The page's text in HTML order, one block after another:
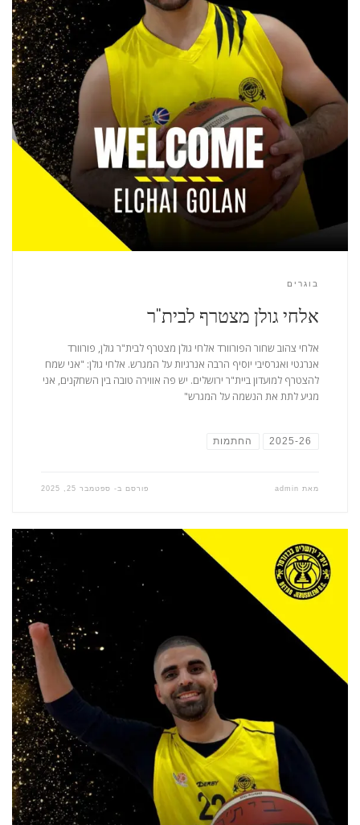
בוגרים
אלחי גולן מצטרף לבית"ר
אלחי צהוב שחור הפורוורד אלחי גולן מצטרף לבית"ר גולן, פורוורד
אנרגטי ואגרסיבי יוסיף הרבה אנרגיות על המגרש. אלחי גולן: "אני שמח
להצטרף למועדון ביית"ר ירושלים. יש פה אווירה טובה בין השחקנים, אני
מגיע לתת את הנשמה על המגרש"
2025-26 החתמות
מאת admin פורסם ב- ספטמבר 25, 2025